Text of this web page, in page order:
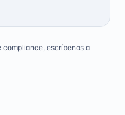
compliance, escríbenos a